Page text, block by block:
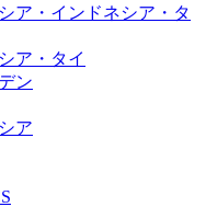
ア・インドネシア・タ
ア・タイ
ン
ア